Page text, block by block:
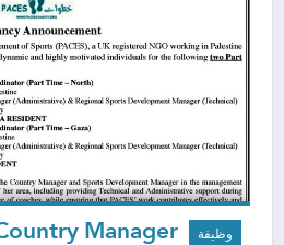
وظيفة